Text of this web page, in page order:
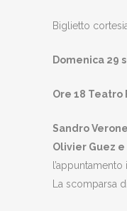
Biglietto
Domenica 29
Ore 18 Teatro
Sandro
Olivier Guez
La scomparsa